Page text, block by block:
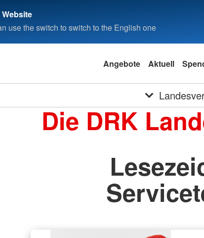
use the switch to switch to the English one
Angebote Aktuell
Die DRK